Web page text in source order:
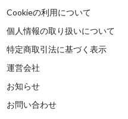
Cookieの利用について
個人情報の取り扱いについて
特定商取引法に基づく表示
運営会社
お知らせ
お問い合わせ